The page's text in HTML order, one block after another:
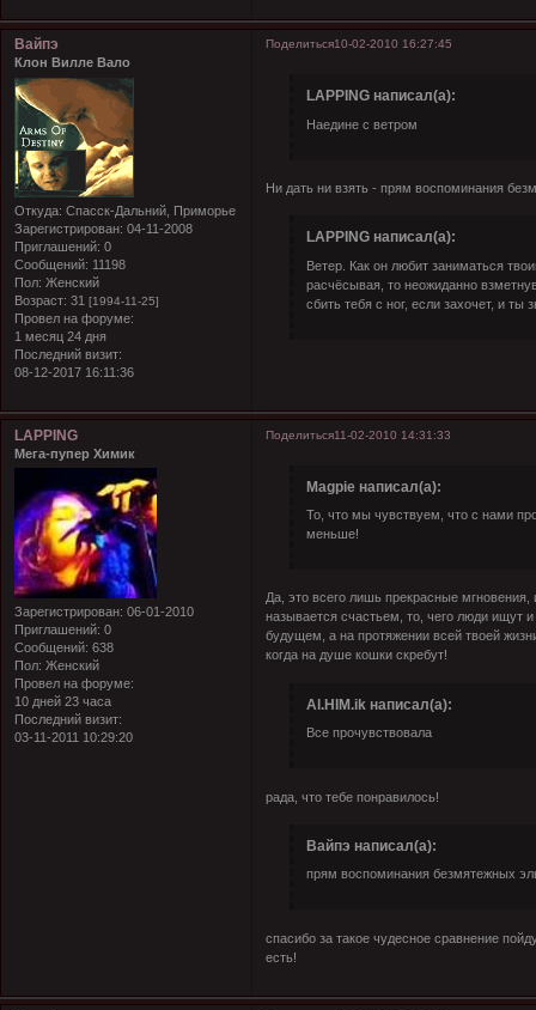
Поделиться10-02-2010 16:27:45
Вайпэ
Клон Вилле Вало
Откуда: Спасск-Дальний, Приморье
Зарегистрирован: 04-11-2008
Приглашений: 0
Сообщений: 11198
Пол: Женский
Возраст: 31 [1994-11-25]
Провел на форуме:
1 месяц 24 дня
Последний визит:
08-12-2017 16:11:36
LAPPING написал(а):
Наедине с ветром
Ни дать ни взять - прям воспоминания
LAPPING написал(а):
Ветер. Как он любит заниматься
расчёсывая, то неожиданно
сбить тебя с ног, если захочет, и
Поделиться11-02-2010 14:31:33
LAPPING
Мега-пупер Химик
Зарегистрирован: 06-01-2010
Приглашений: 0
Сообщений: 638
Пол: Женский
Провел на форуме:
10 дней 23 часа
Последний визит:
03-11-2011 10:29:20
Magpie написал(а):
То, что мы чувствуем, что с нами
меньше!
Да, это всего лишь прекрасные
называется счастьем, то, чего люди ищут
будущем, а на протяжении всей твоей
когда на душе кошки скребут!
Al.HIM.ik написал(а):
Все прочувствовала
рада, что тебе понравилось!
Вайпэ написал(а):
прям воспоминания безмятежных
спасибо за такое чудесное сравнение
есть!